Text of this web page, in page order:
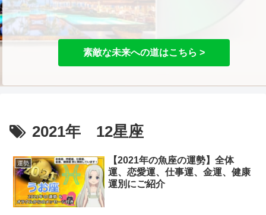
素敵な未来への道はこちら >
2021年 12星座
運勢
【2021年の魚座の運勢】全体
運、恋愛運、仕事運、金運、健康
運別にご紹介